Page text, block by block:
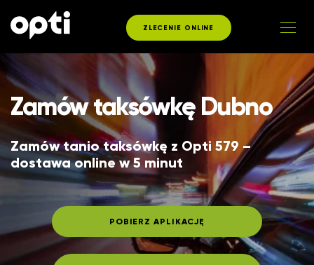
ZLECENIE ONLINE
Zamów taksówkę Dubno
Zamów tanio taksówkę z Opti 579 –
dostawa online w 5 minut
POBIERZ APLIKACJĘ